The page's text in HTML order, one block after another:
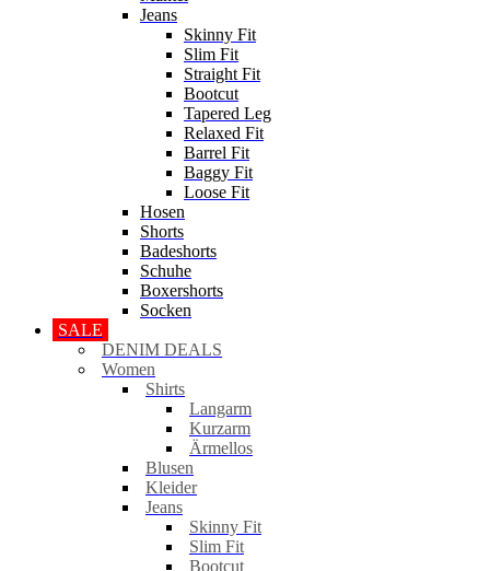
Jeans
Skinny Fit
Slim Fit
Straight Fit
Bootcut
Tapered Leg
Relaxed Fit
Barrel Fit
Baggy Fit
Loose Fit
Hosen
Shorts
Badeshorts
Schuhe
Boxershorts
Socken
SALE
DENIM DEALS
Women
Shirts
Langarm
Kurzarm
Ärmellos
Blusen
Kleider
Jeans
Skinny Fit
Slim Fit
Bootcut